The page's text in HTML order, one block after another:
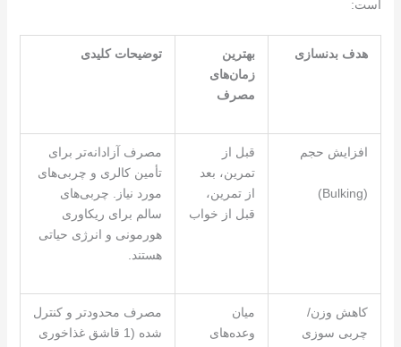
است:
هدف بدنسازی
بهترین
زمان‌های
مصرف
توضیحات کلیدی
افزایش حجم
(Bulking)
قبل از
تمرین، بعد
از تمرین،
قبل از خواب
مصرف آزادانه‌تر برای
تأمین کالری و چربی‌های
مورد نیاز. چربی‌های
سالم برای ریکاوری
هورمونی و انرژی حیاتی
هستند.
کاهش وزن/
چربی سوزی
میان
وعده‌های
مصرف محدودتر و کنترل
شده (1 قاشق غذاخوری